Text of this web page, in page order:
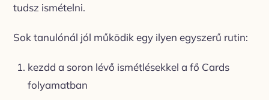
tudsz ismételni.
Sok tanulónál jól működik egy ilyen egyszerű rutin:
kezdd a soron lévő ismétlésekkel a fő Cards
folyamatban